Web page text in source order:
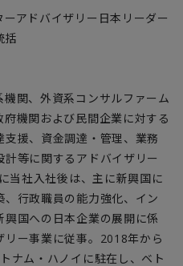
アドバイザリー日本リーダー
括
関、外資系コンサルファーム
機関および民間企業に対する
支援、資金調達・管理、業務
等に関するアドバイザリー
当社入社後は、主に新興国に
、行政職員の能力強化、イン
興国への日本企業の展開に係
リー事業に従事。2018年から
ナム・ハノイに駐在し、ベト